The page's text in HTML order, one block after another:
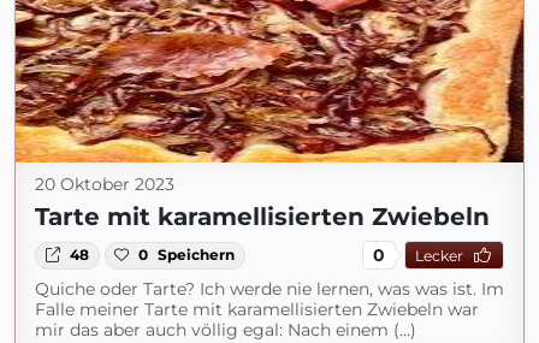
20 Oktober 2023
Tarte mit karamellisierten Zwiebeln
48 0 Speichern 0 Lecker
Quiche oder Tarte? Ich werde nie lernen, was was ist. Im
Falle meiner Tarte mit karamellisierten Zwiebeln war
mir das aber auch völlig egal: Nach einem (...)